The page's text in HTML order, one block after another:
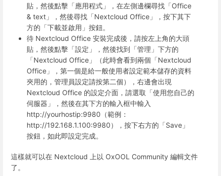
貼，然後點擊「應用程式」，在左側邊欄尋找「Office
& text」，然後尋找「Nextcloud Office」，按下其下
方的「下載並啟用」按鈕。
待 Nextcloud Office 安裝完成後，請按左上角的大頭
貼，然後點擊「設定」，然後找到「管理」下方的
「Nextcloud Office」（此時會看到兩個「Nextcloud
Office」，第一個是給一般使用者設定範本儲存的資料
夾用的，管理員設定請按第二個），右邊會出現
Nextcloud Office 的設定介面，請選取「使用您自己的
伺服器」，然後在其下方的輸入框中輸入
http://yourhostip:9980（範例：
http://192.168.1.100:9980），按下右方的「Save」
按鈕，如此即設定完成。
這樣就可以在 Nextcloud 上以 OxOOL Community 編輯文件
了。